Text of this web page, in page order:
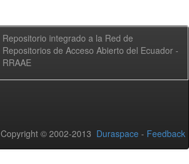
Repositorio integrado a la Red de
Repositorios de Acceso Abierto del Ecuador -
RRAAE
Copyright © 2002-2013 Duraspace - Feedback